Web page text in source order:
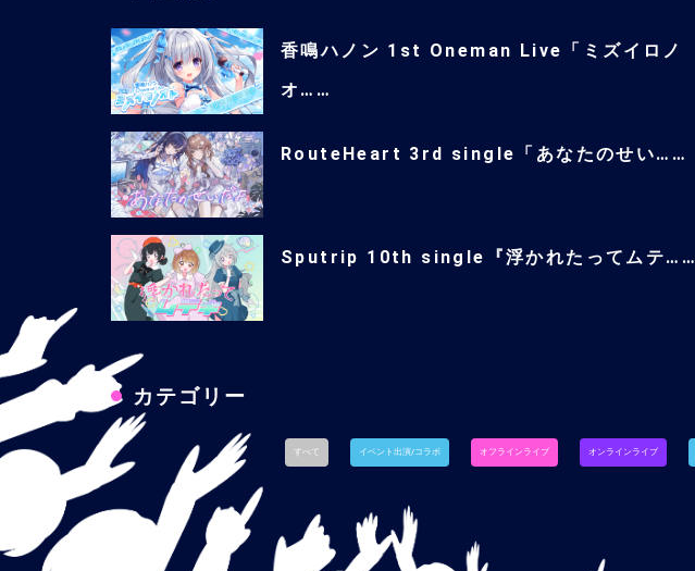
香鳴ハノン 1st Oneman Live「ミズイロノ
オ……
RouteHeart 3rd single「あなたのせい……
Sputrip 10th single『浮かれたってムテ……
カテゴリー
すべて イベント出演/コラボ オフラインライブ オンラインライブ